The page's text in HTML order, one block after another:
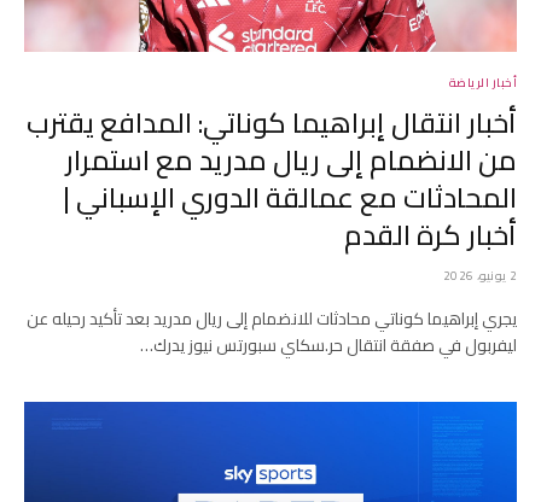
أخبار الرياضة
أخبار انتقال إبراهيما كوناتي: المدافع يقترب
من الانضمام إلى ريال مدريد مع استمرار
المحادثات مع عمالقة الدوري الإسباني |
أخبار كرة القدم
2 يونيو، 2026
يجري إبراهيما كوناتي محادثات للانضمام إلى ريال مدريد بعد تأكيد رحيله عن
ليفربول في صفقة انتقال حر.سكاي سبورتس نيوز يدرك…